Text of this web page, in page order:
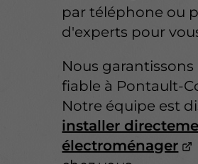
par téléphone ou
d'experts pour
Nous
fiable à Pontault-
Notre équipe est
installer
électroménager